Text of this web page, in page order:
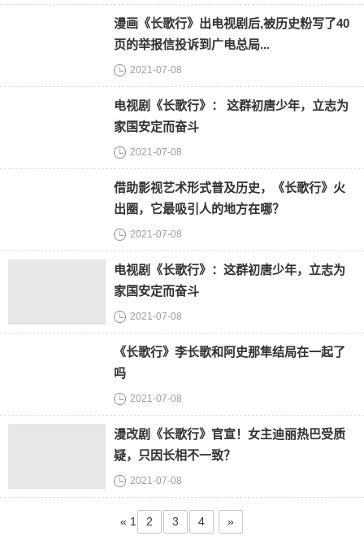
漫画《长歌行》出电视剧后,被历史粉写了40
页的举报信投诉到广电总局...
2021-07-08
电视剧《长歌行》： 这群初唐少年，立志为
家国安定而奋斗
2021-07-08
借助影视艺术形式普及历史，《长歌行》火
出圈，它最吸引人的地方在哪？
2021-07-08
电视剧《长歌行》：这群初唐少年，立志为
家国安定而奋斗
2021-07-08
《长歌行》李长歌和阿史那隼结局在一起了
吗
2021-07-08
漫改剧《长歌行》官宣！女主迪丽热巴受质
疑，只因长相不一致？
2021-07-08
« 1 2 3 4 »